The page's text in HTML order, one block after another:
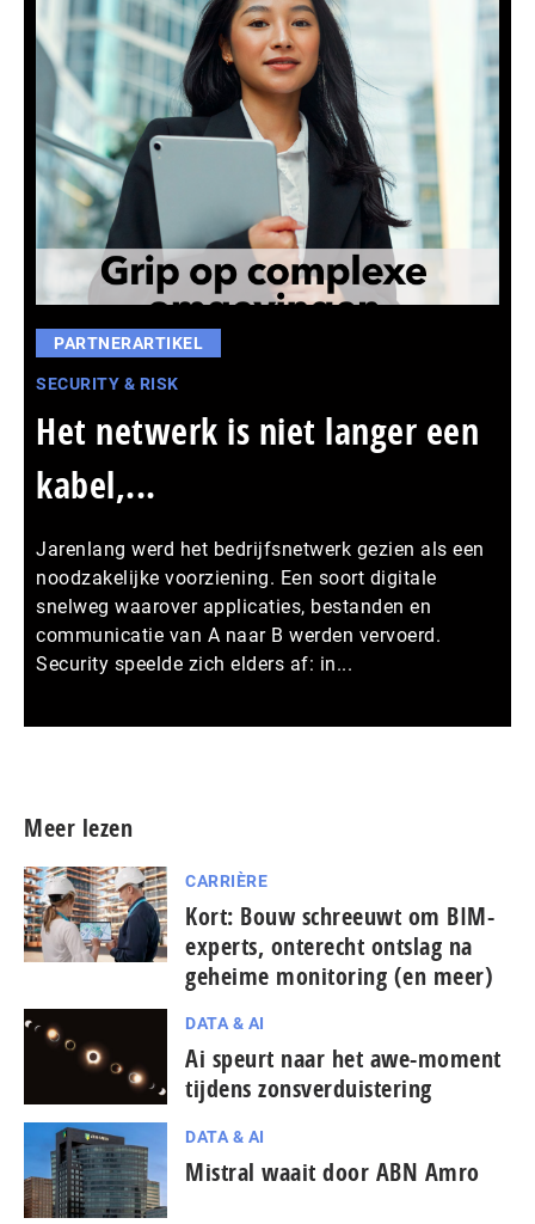
PARTNERARTIKEL
SECURITY & RISK
Het netwerk is niet langer een
kabel,...
Jarenlang werd het bedrijfsnetwerk gezien als een
noodzakelijke voorziening. Een soort digitale
snelweg waarover applicaties, bestanden en
communicatie van A naar B werden vervoerd.
Security speelde zich elders af: in...
Meer lezen
CARRIÈRE
Kort: Bouw schreeuwt om BIM-
experts, onterecht ontslag na
geheime monitoring (en meer)
DATA & AI
Ai speurt naar het awe-moment
tijdens zonsverduistering
DATA & AI
Mistral waait door ABN Amro